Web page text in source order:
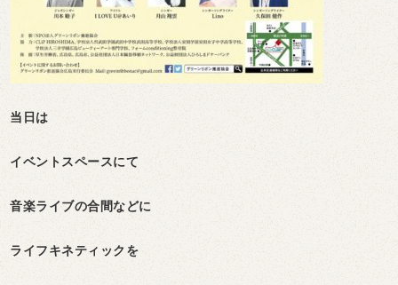
当日は
イベントスペースにて
音楽ライブの合間などに
ライフキネティックを